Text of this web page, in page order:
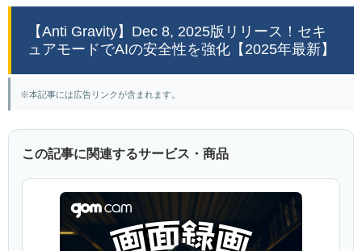
【Anti Gravity】Dec 8, 2025版リリース！セキ
ュアモードでAIの安全性を強化【2025年最新】
※本記事には広告リンクが含まれます。
この記事に関連するサービス・商品